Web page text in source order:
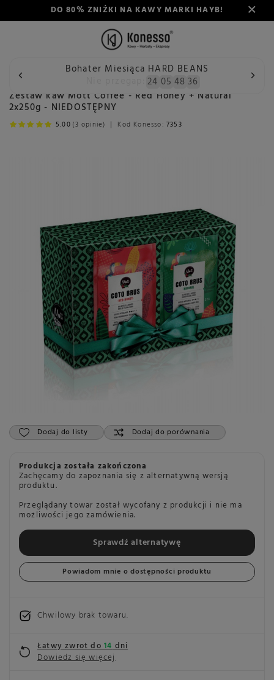
DO 80% ZNIŻKI NA KAWY MARKI HAYB!
Bohater Miesiąca HARD BEANS
24 05 48 35
Wstecz Konesso Zestaw kaw Mott Coffee - Red Honey +
Zestaw kaw Mott Coffee - Red Honey + Natural
2x250g - NIEDOSTĘPNY
5.00 (3 opinie) Kod Konesso: 7353
Dodaj do listy Dodaj do porównania
Produkcja została zakończona
Zachęcamy do zapoznania się z alternatywną wersją
produktu.
Przeglądany towar został wycofany z produkcji i nie ma
możliwości jego zamówienia.
Sprawdź alternatywę
Powiadom mnie o dostępności produktu
Chwilowy brak towaru
Łatwy zwrot do14dni
Dowiedz się więcej